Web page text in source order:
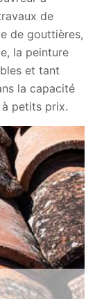
de
de gouttières,
la peinture
et tant
la capacité
petits prix.